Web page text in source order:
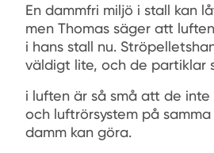
En dammfri miljö i stall kan
men Thomas säger att
i hans stall nu.
väldigt lite, och de partiklar
i luften är så små att de
och luftrörsystem på
damm kan göra.